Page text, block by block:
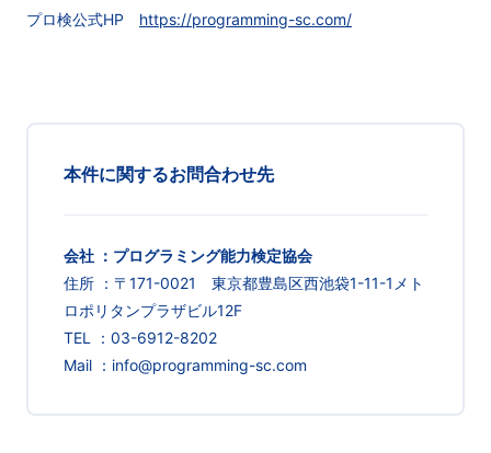
プロ検公式HP https://programming-sc.com/
本件に関するお問合わせ先
会社 ：プログラミング能力検定協会
住所 ：〒171-0021 東京都豊島区西池袋1-11-1メト
ロポリタンプラザビル12F
TEL ：03-6912-8202
Mail ：info@programming-sc.com